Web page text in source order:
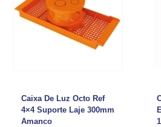
Caixa De Luz Octo Ref
4×4 Suporte Laje 300mm
Amanco